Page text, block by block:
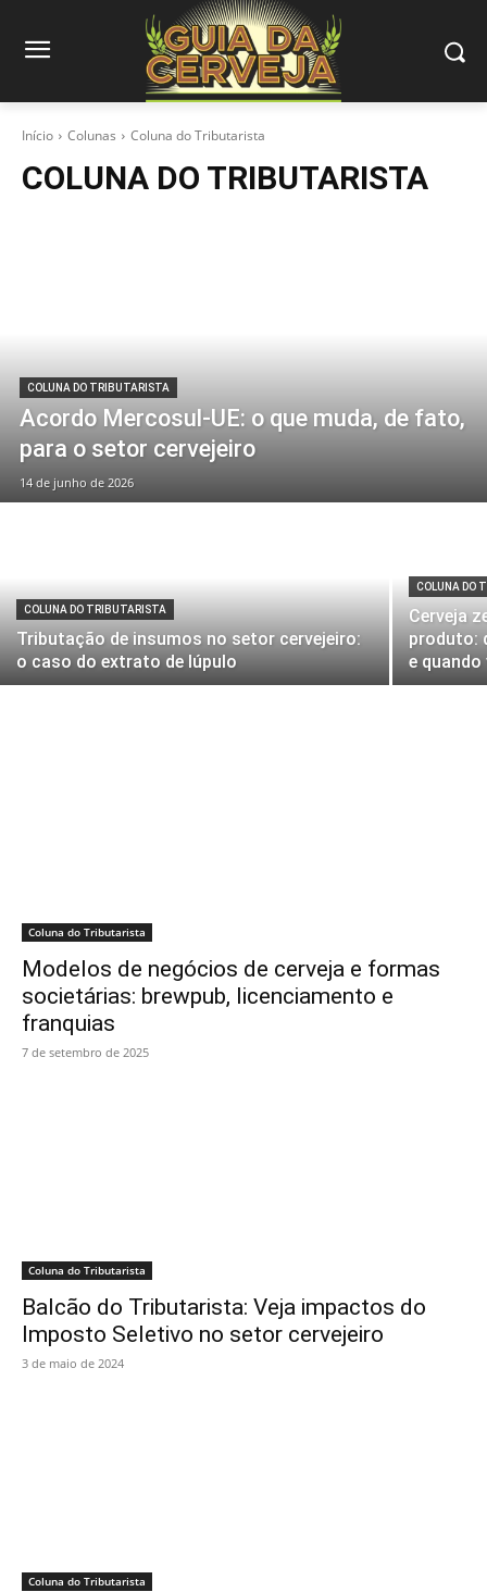
Início Colunas Coluna do Tributarista
COLUNA DO TRIBUTARISTA
COLUNA DO TRIBUTARISTA
Acordo Mercosul-UE: o que muda, de fato,
para o setor cervejeiro
14 de junho de 2026
COLUNA DO TRIBUTARISTA
Tributação de insumos no setor cervejeiro:
o caso do extrato de lúpulo
COLUNA DO
Cerveja
produto:
e
Coluna do Tributarista
Modelos de negócios de cerveja e formas
societárias: brewpub, licenciamento e
franquias
7 de setembro de 2025
Coluna do Tributarista
Balcão do Tributarista: Veja impactos do
Imposto Seletivo no setor cervejeiro
3 de maio de 2024
Coluna do Tributarista